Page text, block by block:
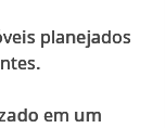
planejados
em um